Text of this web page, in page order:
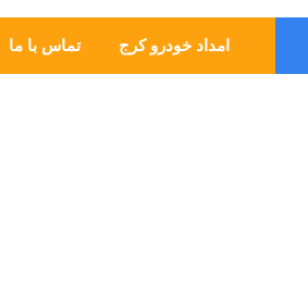
امداد خودرو کرج تماس با ما